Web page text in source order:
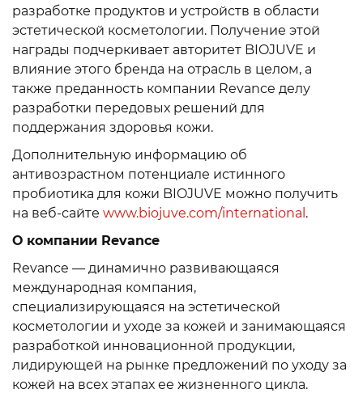
разработке продуктов и устройств в области
эстетической косметологии. Получение этой
награды подчеркивает авторитет BIOJUVE и
влияние этого бренда на отрасль в целом, а
также преданность компании Revance делу
разработки передовых решений для
поддержания здоровья кожи.
Дополнительную информацию об
антивозрастном потенциале истинного
пробиотика для кожи BIOJUVE можно получить
на веб-сайте www.biojuve.com/international .
О компании Revance
Revance — динамично развивающаяся
международная компания,
специализирующаяся на эстетической
косметологии и уходе за кожей и занимающаяся
разработкой инновационной продукции,
лидирующей на рынке предложений по уходу за
кожей на всех этапах ее жизненного цикла.